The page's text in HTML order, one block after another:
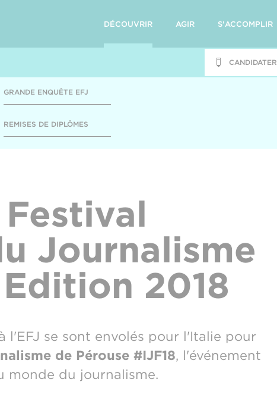
DÉCOUVRIR AGIR S'ACCOMPLIR
CANDIDATER
GRANDE ENQUÊTE EFJ
REMISES DE DIPLÔMES
Festival
Journalisme
2018
se sont envolés pour l'Italie pour
de Pérouse #IJF18, l'événement
monde du journalisme.